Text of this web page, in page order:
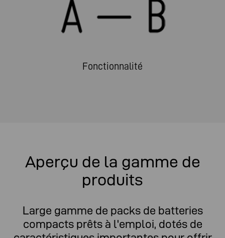
Fonctionnalité
Aperçu de la gamme de
produits
Large gamme de packs de batteries
compacts prêts à l'emploi, dotés de